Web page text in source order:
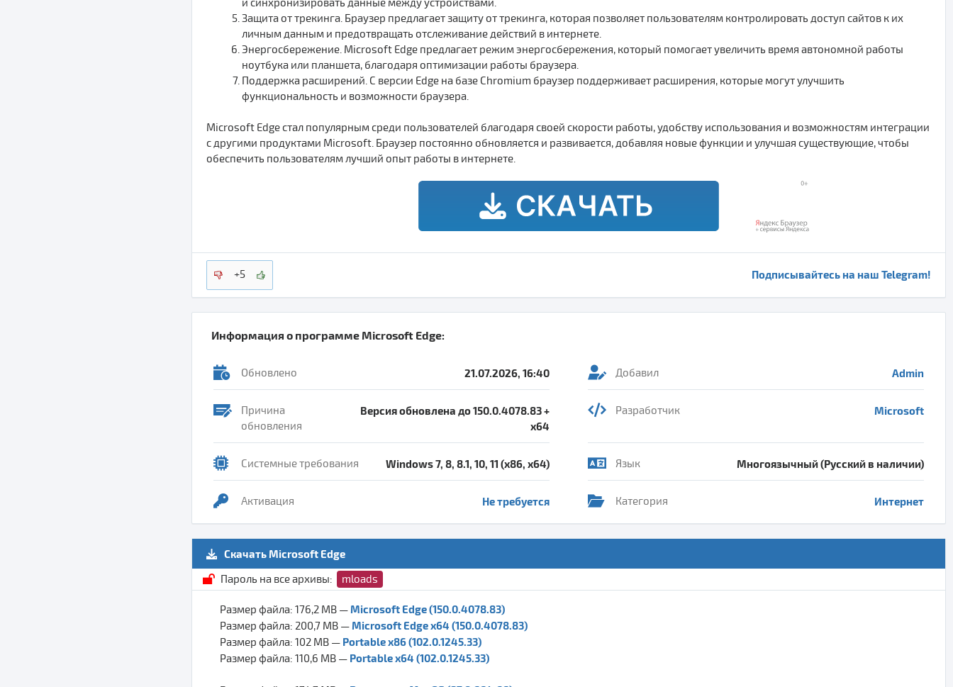
Защита от трекинга. Браузер предлагает защиту от трекинга, которая позволяет пользователям контролировать доступ сайтов к их
личным данным и предотвращать отслеживание действий в интернете.
Энергосбережение. Microsoft Edge предлагает режим энергосбережения, который помогает увеличить время автономной работы
ноутбука или планшета, благодаря оптимизации работы браузера.
Поддержка расширений. С версии Edge на базе Chromium браузер поддерживает расширения, которые могут улучшить
функциональность и возможности браузера.
Microsoft Edge стал популярным среди пользователей благодаря своей скорости работы, удобству использования и возможностям интеграции
с другими продуктами Microsoft. Браузер постоянно обновляется и развивается, добавляя новые функции и улучшая существующие, чтобы
обеспечить пользователям лучший опыт работы в интернете.
+5 Подписывайтесь на наш Telegram!
Информация о программе Microsoft Edge:
Обновлено 21.07.2026, 16:40 Добавил Admin
Причина
обновления
Версия обновлена до 150.0.4078.83 +
x64
Разработчик Microsoft
Системные требования Windows 7, 8, 8.1, 10, 11 (x86, x64) Язык Многоязычный (Русский в наличии)
Активация Не требуется Категория Интернет
Скачать Microsoft Edge
Пароль на все архивы:
mloads
Размер файла: 176,2 MB — Microsoft Edge (150.0.4078.83)
Размер файла: 200,7 MB — Microsoft Edge x64 (150.0.4078.83)
Размер файла: 102 MB — Portable x86 (102.0.1245.33)
Размер файла: 110,6 MB — Portable x64 (102.0.1245.33)